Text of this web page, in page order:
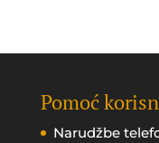
Pomoć
Narudžbe